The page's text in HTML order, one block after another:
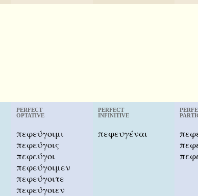
PERFECT
OPTATIVE
πεφεύγοιμι
πεφεύγοις
πεφεύγοι
πεφεύγοιμεν
πεφεύγοιτε
πεφεύγοιεν
PERFECT
INFINITIVE
πεφευγέναι